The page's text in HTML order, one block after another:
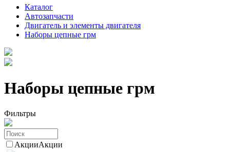
Каталог
Автозапчасти
Двигатель и элементы двигателя
Наборы цепные грм
Наборы цепные грм
Фильтры
АкцииАкции